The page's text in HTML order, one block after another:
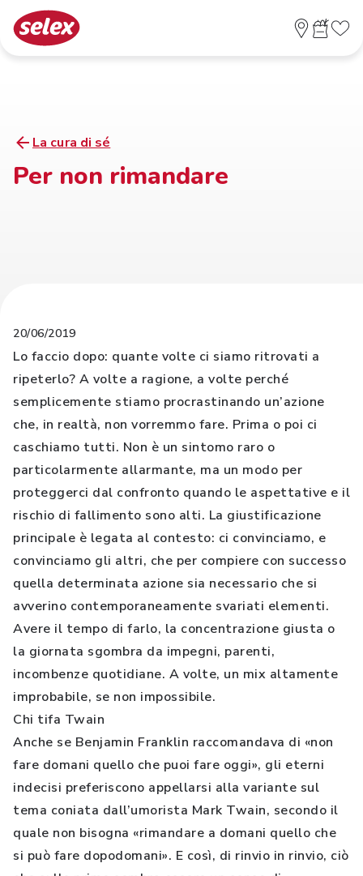
La cura di sé
Per non rimandare
20/06/2019
Lo faccio dopo: quante volte ci siamo ritrovati a
ripeterlo? A volte a ragione, a volte perché
semplicemente stiamo procrastinando un’azione
che, in realtà, non vorremmo fare. Prima o poi ci
caschiamo tutti. Non è un sintomo raro o
particolarmente allarmante, ma un modo per
proteggerci dal confronto quando le aspettative e il
rischio di fallimento sono alti. La giustificazione
principale è legata al contesto: ci convinciamo, e
convinciamo gli altri, che per compiere con successo
quella determinata azione sia necessario che si
avverino contemporaneamente svariati elementi.
Avere il tempo di farlo, la concentrazione giusta o
la giornata sgombra da impegni, parenti,
incombenze quotidiane. A volte, un mix altamente
improbabile, se non impossibile.
Chi tifa Twain
Anche se Benjamin Franklin raccomandava di «non
fare domani quello che puoi fare oggi», gli eterni
indecisi preferiscono appellarsi alla variante sul
tema coniata dall’umorista Mark Twain, secondo il
quale non bisogna «rimandare a domani quello che
si può fare dopodomani». E così, di rinvio in rinvio, ciò